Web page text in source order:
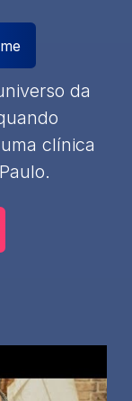
da
clínica